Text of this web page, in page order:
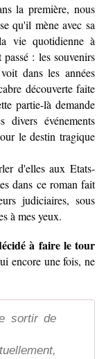
la première, nous
qu'il mène avec sa
vie quotidienne à
: les souvenirs
dans les années
découverte faite
partie-là demande
événements
le destin tragique
d'elles aux Etats-
dans ce roman fait
judiciaires, sous
à mes yeux.
à faire le tour
encore une fois, ne
sortir de